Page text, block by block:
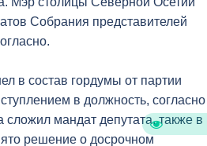
Собрания представителей
в состав гордумы от партии
в должность, согласно
сложил мандат депутата, также в
решение о досрочном